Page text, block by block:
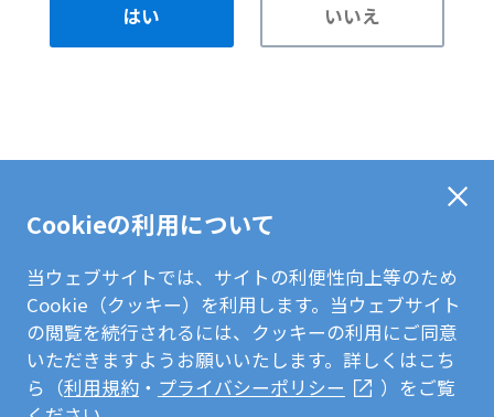
はい いいえ
Cookieの利用について
当ウェブサイトでは、サイトの利便性向上等のため
Cookie（クッキー）を利用します。当ウェブサイト
の閲覧を続行されるには、クッキーの利用にご同意
いただきますようお願いいたします。詳しくはこち
ら（利用規約・ プライバシーポリシー
）をご覧